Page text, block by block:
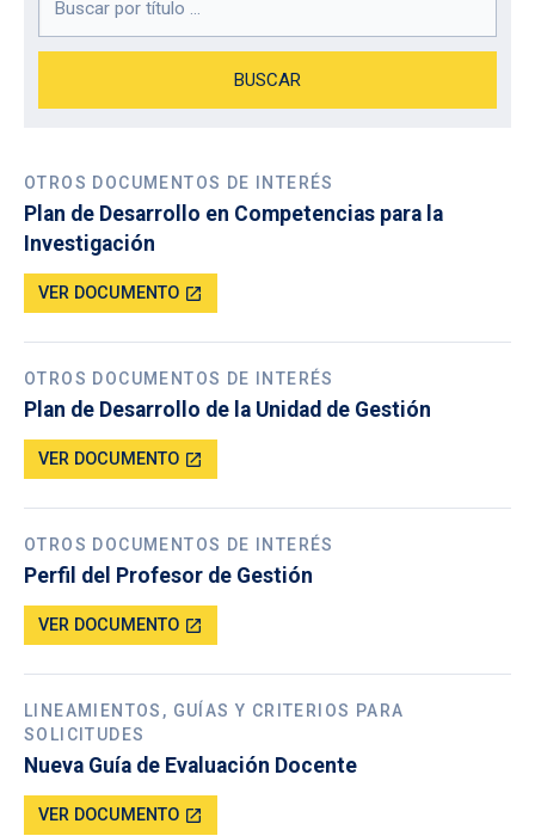
OTROS DOCUMENTOS DE INTERÉS
Plan de Desarrollo en Competencias para la
Investigación
VER DOCUMENTO open_in_new
OTROS DOCUMENTOS DE INTERÉS
Plan de Desarrollo de la Unidad de Gestión
VER DOCUMENTO open_in_new
OTROS DOCUMENTOS DE INTERÉS
Perfil del Profesor de Gestión
VER DOCUMENTO open_in_new
LINEAMIENTOS, GUÍAS Y CRITERIOS PARA
SOLICITUDES
Nueva Guía de Evaluación Docente
VER DOCUMENTO open_in_new